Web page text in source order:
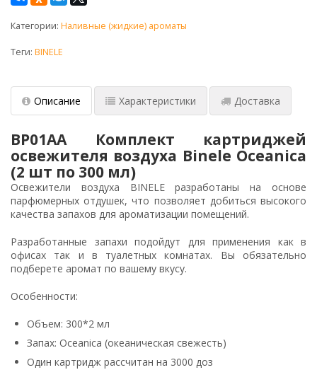
Категории: Наливные (жидкие) ароматы
Теги: BINELE
Описание Характеристики Доставка
BP01AA Комплект картриджей
освежителя воздуха Binele Oceanica
(2 шт по 300 мл)
Освежители воздуха BINELE разработаны на основе
парфюмерных отдушек, что позволяет добиться высокого
качества запахов для ароматизации помещений.
Разработанные запахи подойдут для применения как в
офисах так и в туалетных комнатах. Вы обязательно
подберете аромат по вашему вкусу.
Особенности:
Объем: 300*2 мл
Запах: Oceanica (океаническая свежесть)
Один картридж рассчитан на 3000 доз